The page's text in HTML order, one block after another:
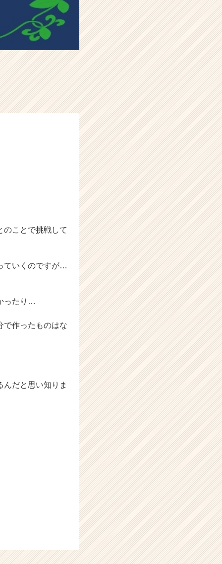
のことで挑戦して
ていくのですが…
ったり…
で作ったものはな
だと思い知りま